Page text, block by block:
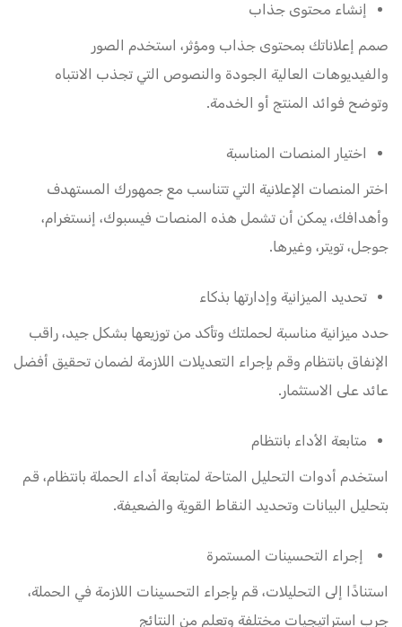
إنشاء محتوى جذاب
صمم إعلاناتك بمحتوى جذاب ومؤثر، استخدم الصور
والفيديوهات العالية الجودة والنصوص التي تجذب الانتباه
وتوضح فوائد المنتج أو الخدمة.
اختيار المنصات المناسبة
اختر المنصات الإعلانية التي تتناسب مع جمهورك المستهدف
وأهدافك، يمكن أن تشمل هذه المنصات فيسبوك، إنستغرام،
جوجل، تويتر، وغيرها.
تحديد الميزانية وإدارتها بذكاء
حدد ميزانية مناسبة لحملتك وتأكد من توزيعها بشكل جيد، راقب
الإنفاق بانتظام وقم بإجراء التعديلات اللازمة لضمان تحقيق أفضل
عائد على الاستثمار.
متابعة الأداء بانتظام
استخدم أدوات التحليل المتاحة لمتابعة أداء الحملة بانتظام، قم
بتحليل البيانات وتحديد النقاط القوية والضعيفة.
إجراء التحسينات المستمرة
استنادًا إلى التحليلات، قم بإجراء التحسينات اللازمة في الحملة،
جرب استراتيجيات مختلفة وتعلم من النتائج